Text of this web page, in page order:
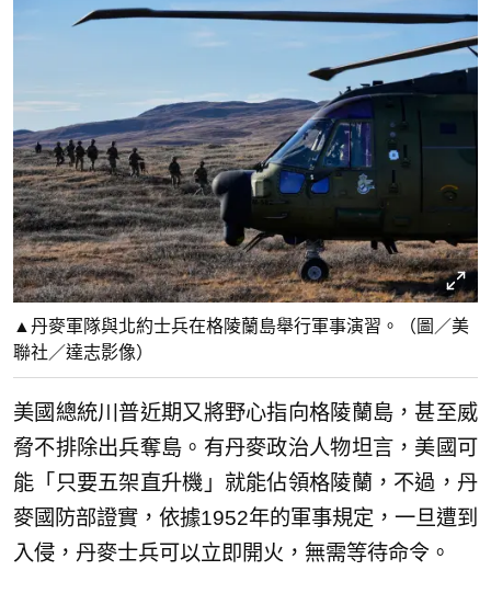
▲丹麥軍隊與北約士兵在格陵蘭島舉行軍事演習。（圖／美
聯社／達志影像）
美國總統川普近期又將野心指向格陵蘭島，甚至威
脅不排除出兵奪島。有丹麥政治人物坦言，美國可
能「只要五架直升機」就能佔領格陵蘭，不過，丹
麥國防部證實，依據1952年的軍事規定，一旦遭到
入侵，丹麥士兵可以立即開火，無需等待命令。